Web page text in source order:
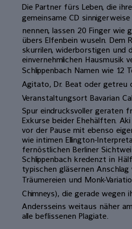
Die Partner fürs Leben, die
gemeinsame CD sinnigerweise
nennen, lassen 20 Finger wie
übers Elfenbein wuseln. Dem
skurrilen, widerborstigen und
einvernehmlichen Hausmusik
Schlippenbach Namen wie 12
Agitato, Dr. Beat oder getreu
Veranstaltungsort Bavarian
Spur eindrucksvoller geraten
Exkurse beider Ehehälften.
vor der Pause mit ebenso
wie intimen Ellington-
fernöstlichen Berliner
Schlippenbach kredenzt in
typischen gläsernen Anschlag
Träumereien und Monk-
Chimneys), die gerade
Andersseins weitaus näher
alle beflissenen Plagiate.